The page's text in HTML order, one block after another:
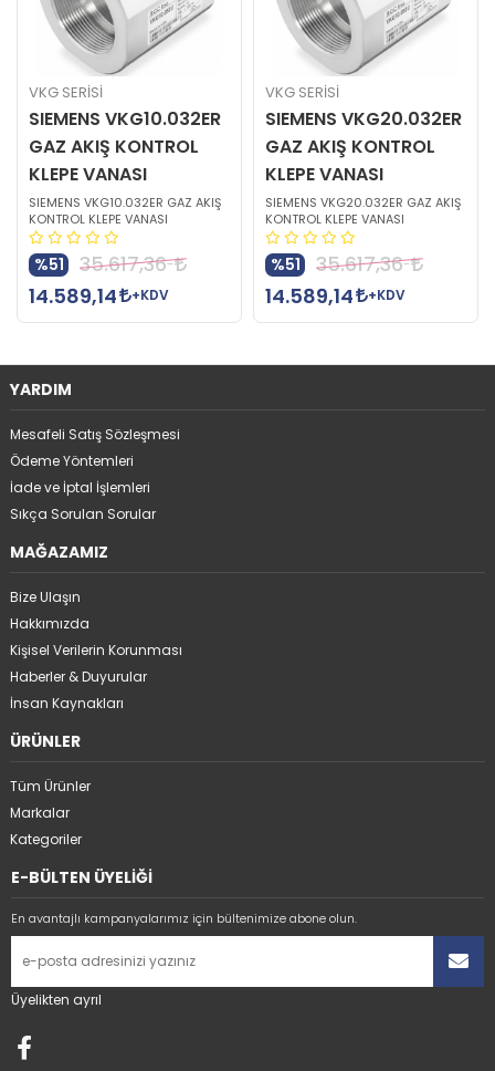
VKG SERİSİ
SIEMENS VKG10.032ER
GAZ AKIŞ KONTROL
KLEPE VANASI
SIEMENS VKG10.032ER GAZ AKIŞ
KONTROL KLEPE VANASI
%51
35.617,36
14.589,14
+KDV
VKG SERİSİ
SIEMENS VKG20.032ER
GAZ AKIŞ KONTROL
KLEPE VANASI
SIEMENS VKG20.032ER GAZ AKIŞ
KONTROL KLEPE VANASI
%51
35.617,36
14.589,14
+KDV
YARDIM
Mesafeli Satış Sözleşmesi
Ödeme Yöntemleri
İade ve İptal İşlemleri
Sıkça Sorulan Sorular
MAĞAZAMIZ
Bize Ulaşın
Hakkımızda
Kişisel Verilerin Korunması
Haberler & Duyurular
İnsan Kaynakları
ÜRÜNLER
Tüm Ürünler
Markalar
Kategoriler
E-BÜLTEN ÜYELİĞİ
En avantajlı kampanyalarımız için bültenimize abone olun.
Üyelikten ayrıl